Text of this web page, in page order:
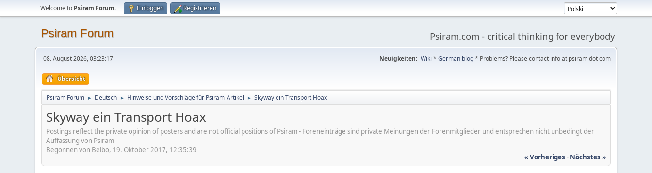
Welcome to Psiram Forum. Einloggen Registrieren
Psiram Forum Psiram.com - critical thinking for everybody
08. August 2026, 03:23:17 Neuigkeiten: Wiki * German blog* Problems? Please contact info at psiram dot com
Übersicht
Psiram Forum ► Deutsch ► Hinweise und Vorschläge für Psiram-Artikel ► Skyway ein Transport Hoax
Skyway ein Transport Hoax
Postings reflect the private opinion of posters and are not official positions of Psiram - Foreneinträge sind private Meinungen der Forenmitglieder und entsprechen nicht unbedingt der
Auffassung von Psiram
Begonnen von Belbo, 19. Oktober 2017, 12:35:39
« Vorheriges - Nächstes »